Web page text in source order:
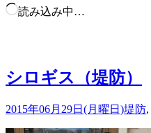
読み込み中…
シロギス（堤防）
2015年06月29日(月曜日)堤防,